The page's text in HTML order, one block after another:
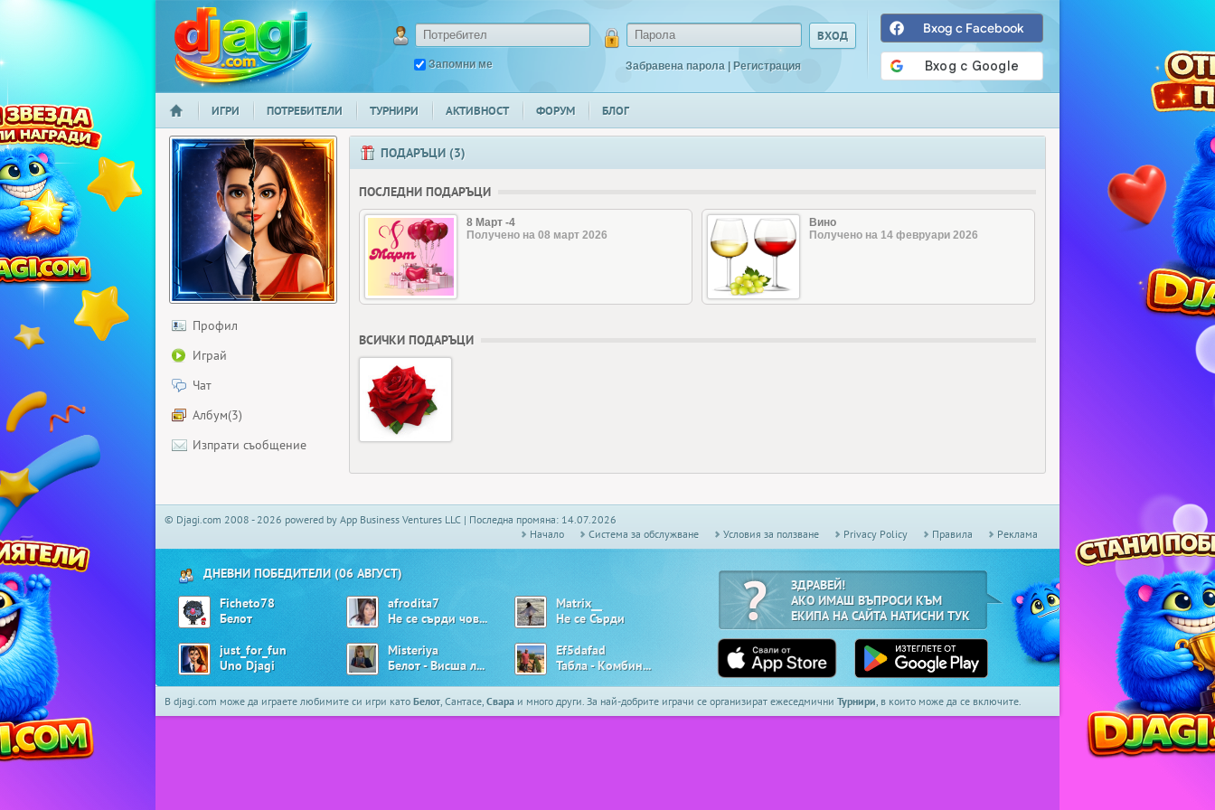
djagi.com
Запомни ме Забравена парола | Регистрация
Вход с Facebook
НАЧАЛО
ИГРИ ПОТРЕБИТЕЛИ ТУРНИРИ АКТИВНОСТ ФОРУМ БЛОГ
Профил
Играй
Чат
Албум(3)
Изпрати съобщение
ПОДАРЪЦИ (3)
ПОСЛЕДНИ ПОДАРЪЦИ
8 Март -4
Получено на 08 март 2026
Вино
Получено на 14 февруари 2026
ВСИЧКИ ПОДАРЪЦИ
© Djagi.com 2008 - 2026 powered by App Business Ventures LLC | Последна промяна: 14.07.2026
Начало
Системa за обслужване Условия за ползване Privacy Policy Правила Реклама
ДНЕВНИ ПОБЕДИТЕЛИ (06 АВГУСТ)
Ficheto78
Белот
afrodita7
Не се сърди човече
Matrix__
Не се Сърди
just_for_fun
Uno Djagi
Misteriya
Белот - Висша лига
Ef5dafad
Табла - Комбинирана
ЗДРАВЕЙ!
АКО ИМАШ ВЪПРОСИ КЪМ
ЕКИПА НА САЙТА НАТИСНИ ТУК
В djagi.com може да играете любимите си игри като Белот, Сантасе, Свара и много други. За най-добрите играчи се организират ежеседмични Турнири, в които може да се включите.